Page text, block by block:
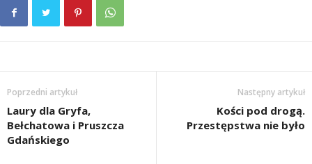
Poprzedni artykuł
Laury dla Gryfa,
Bełchatowa i Pruszcza
Gdańskiego
Następny artykuł
Kości pod drogą.
Przestępstwa nie było